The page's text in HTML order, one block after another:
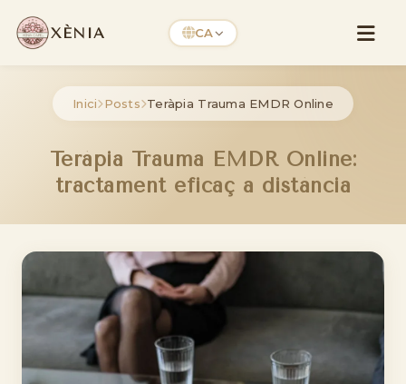
XÈNIA CA
Inici Posts Teràpia Trauma EMDR Online
Teràpia Trauma EMDR Online:
tractament eficaç a distància